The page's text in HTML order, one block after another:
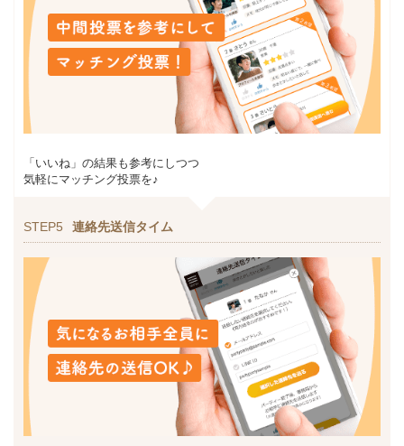
「いいね」の結果も参考にしつつ
気軽にマッチング投票を♪
STEP5 連絡先送信タイム